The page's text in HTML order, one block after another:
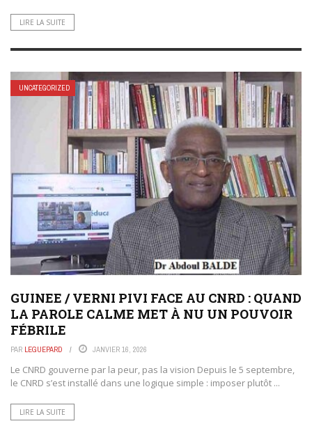
LIRE LA SUITE
UNCATEGORIZED
GUINEE / VERNI PIVI FACE AU CNRD : QUAND
LA PAROLE CALME MET À NU UN POUVOIR
FÉBRILE
PAR LEGUEPARD JANVIER 16, 2026
Le CNRD gouverne par la peur, pas la vision Depuis le 5 septembre,
le CNRD s’est installé dans une logique simple : imposer plutôt ...
LIRE LA SUITE